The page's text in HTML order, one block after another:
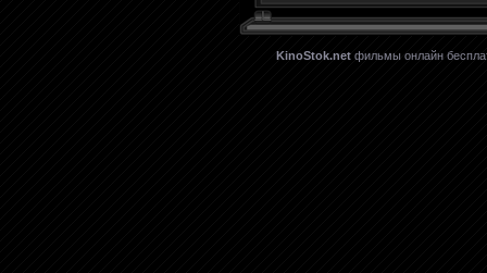
KinoStok.net фильмы онлайн